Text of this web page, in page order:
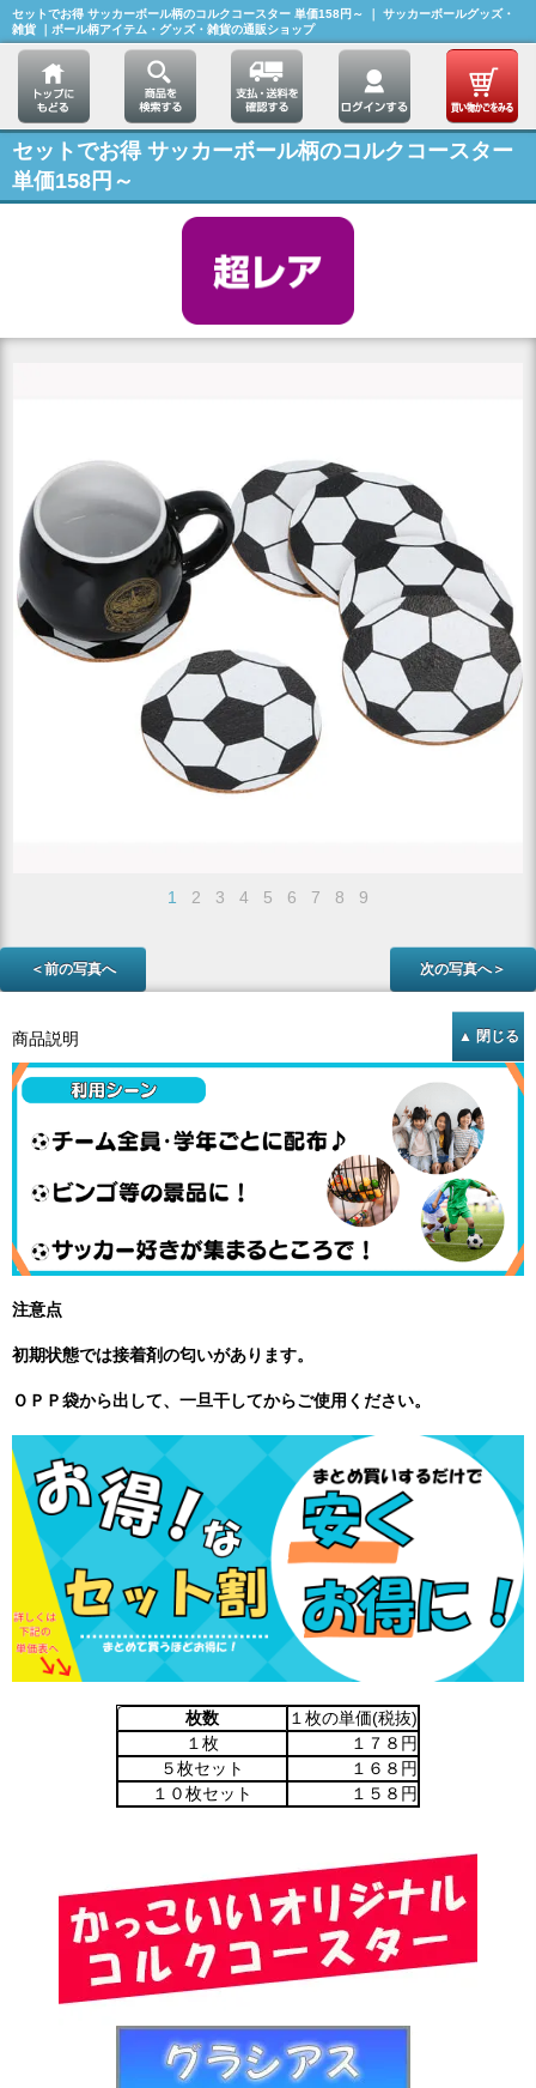
セットでお得 サッカーボール柄のコルクコースター 単価158円～ ｜ サッカーボールグッズ・
雑貨 ｜ボール柄アイテム・グッズ・雑貨の通販ショップ
セットでお得 サッカーボール柄のコルクコースター
単価158円～
1 2 3 4 5 6 7 8 9
＜前の写真へ 次の写真へ＞
商品説明
注意点
初期状態では接着剤の匂いがあります。
ＯＰＰ袋から出して、一旦干してからご使用ください。
枚数
１枚の単価(税抜)
１枚
１７８円
５枚セット
１６８円
１０枚セット
１５８円